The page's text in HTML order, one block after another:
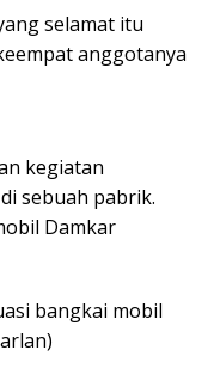
selamat itu
anggotanya
kegiatan
sebuah pabrik.
Damkar
bangkai mobil